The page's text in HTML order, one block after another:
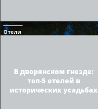
Отели
В дворянском гнезде:
топ-5 отелей в
исторических усадьбах